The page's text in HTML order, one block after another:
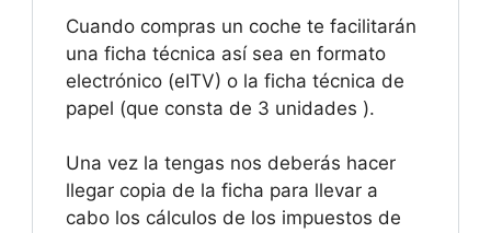
Cuando compras un coche te facilitarán
una ficha técnica así sea en formato
electrónico (eITV) o la ficha técnica de
papel (que consta de 3 unidades ).
Una vez la tengas nos deberás hacer
llegar copia de la ficha para llevar a
cabo los cálculos de los impuestos de